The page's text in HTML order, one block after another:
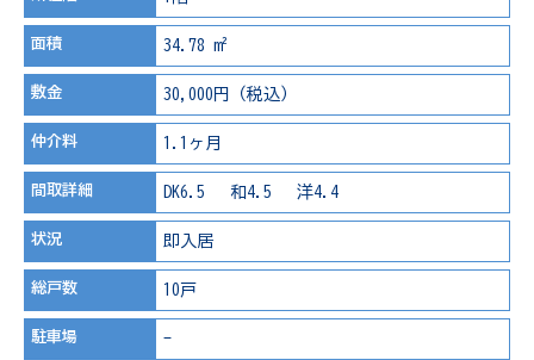
面積 34.78 m²
敷金 30,000円（税込）
仲介料 1.1ヶ月
間取詳細 DK6.5 和4.5 洋4.4
状況 即入居
総戸数 10戸
駐車場 -